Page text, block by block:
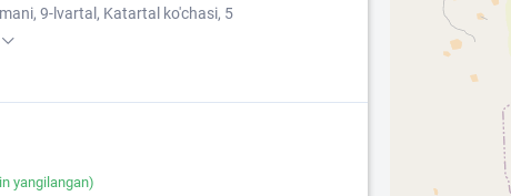
9-lvartal, Katartal ko'chasi, 5
yangilangan)